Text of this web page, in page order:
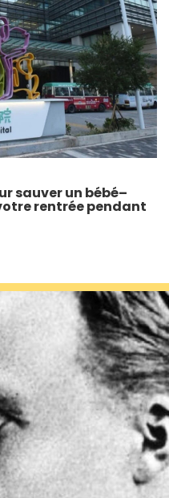
sauver un bébé–
rentrée pendant